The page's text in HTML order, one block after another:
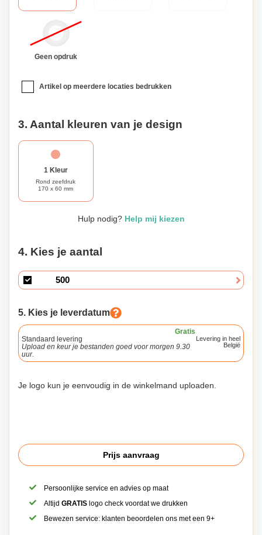
Geen opdruk
Artikel op meerdere locaties bedrukken
3. Aantal kleuren van je design
1 Kleur
Rond zeefdruk
170 x 60 mm
Hulp nodig? Help mij kiezen
4. Kies je aantal
5. Kies je leverdatum
Gratis
Standaard levering
Upload en keur je bestanden goed voor morgen 9.30
uur.
Levering in heel
België
Je logo kun je eenvoudig in de winkelmand uploaden.
Prijs aanvraag
Persoonlijke service en advies op maat
AltijdGRATIS logo check voordat we drukken
Bewezen service: klanten beoordelen ons met een 9+